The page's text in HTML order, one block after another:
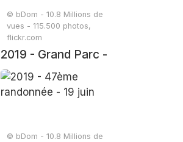
© bDom - 10.8 Millions de
vues - 115.500 photos,
flickr.com
2019 - Grand Parc -
Enghien
© bDom - 10.8 Millions de